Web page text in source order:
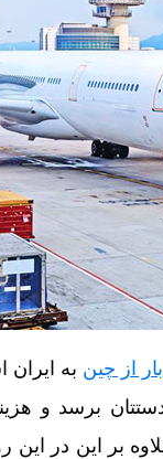
از چین به
برسد و
بر این در